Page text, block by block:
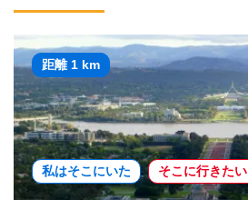
距離 1 km
私はそこにいた そこに行きたい